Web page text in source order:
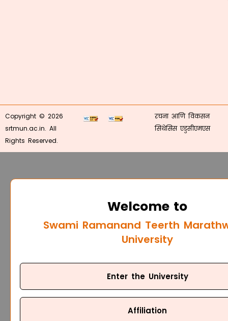
Copyright © 2026
srtmun.ac.in. All
Rights Reserved.
रचना आणि विकसन
सिंथेसिस एडुसीएमएस
Welcome to
Swami Ramanand Teerth
University
Enter the University
Affiliation